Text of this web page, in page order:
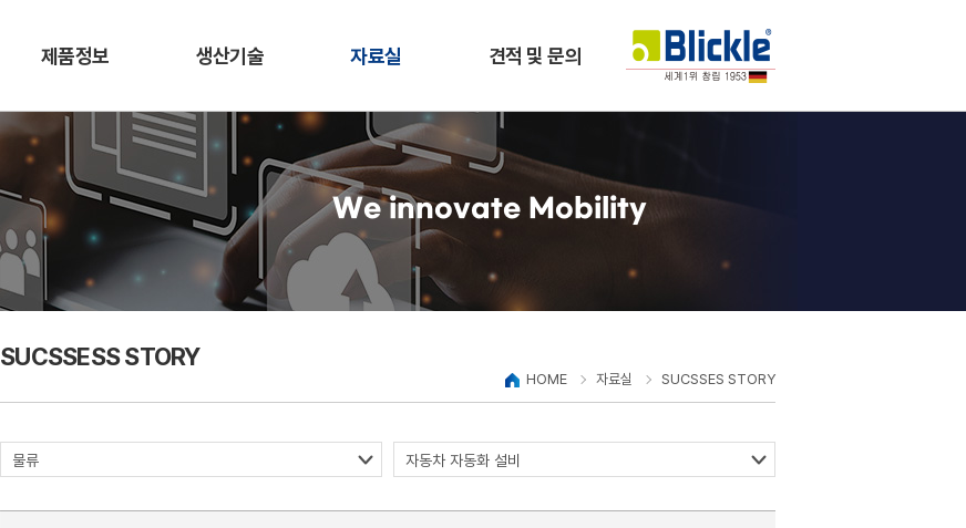
제품정보 생산기술 자료실 견적 및 문의
We innovate Mobility
SUCSSESS STORY
HOME 자료실 SUCSSES STORY